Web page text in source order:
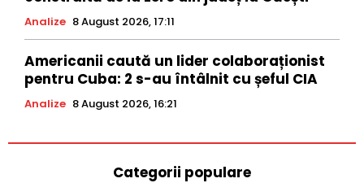
Analize 8 August 2026, 17:11
Americanii caută un lider colaboraționist
pentru Cuba: 2 s-au întâlnit cu șeful CIA
Analize 8 August 2026, 16:21
Categorii populare